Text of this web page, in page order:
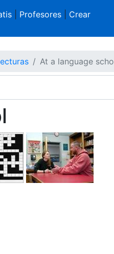
| Profesores| Crear
At a language